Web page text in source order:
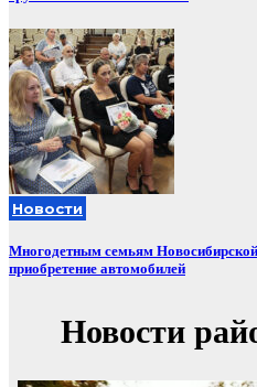
Новости
Многодетным семьям
приобретение автомобилей